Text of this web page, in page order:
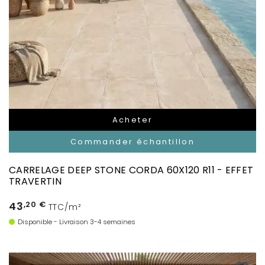
Acheter
Commander échantillon
CARRELAGE DEEP STONE CORDA 60X120 R11 - EFFET
TRAVERTIN
43,20 € TTC/m²
Disponible - Livraison 3-4 semaines